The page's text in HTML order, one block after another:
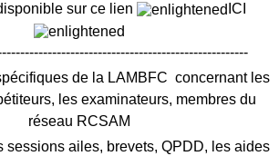
sur ce lien
ICI
de la LAMBFC concernant les
les examinateurs, membres du
réseau RCSAM
sessions ailes, brevets, QPDD, les aides